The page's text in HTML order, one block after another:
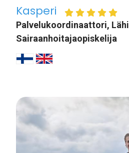
Kasperi
Palvelukoordinaattori,
Sairaanhoitajaopiskelija